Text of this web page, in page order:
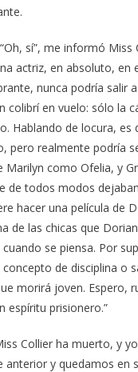
sí”, me informó
actriz, en absoluto, en
nunca podría salir
colibrí en vuelo: sólo la
Hablando de locura,
pero realmente podría
Marilyn como Ofelia, y
de todos modos
hacer una película de
de las chicas que
cuando se piensa. Por
de disciplina o
morirá joven. Espero,
espíritu prisionero.”
Collier ha muerto, y
anterior y quedamos en